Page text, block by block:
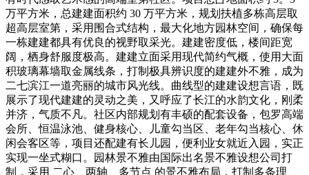
万平方米，总建建面积约 30 万平方米，规划扶植多栋高层取
超高层室第，采用围合式结构，最大化地方园林空间，确保每
一栋建建都具有优良的视野取采光。建建密度低，楼间距宽
阔，栖身舒服度极高。建建立面采用现代简约气概，使用大面
积玻璃幕墙取金属线条，打制极具辨识度的建建外不雅，成为
二七滨江一道亮丽的城市风光线。曲线型的建建设想言语，既
展示了现代建建的灵动之美，又呼应了长江的水韵文化，刚柔
并济，气质不凡。社区内部规划有丰硕的配套设备，包罗高端
会所、恒温泳池、健身核心、儿童勾当区、老年勾当核心、休
闲会客区等，项目还配建有长儿园，便利业女就近入园，实正
实现一坐式糊口。园林景不雅由国际出名景不雅设想公司打
制，采用 二心、两轴、多节点 的景不雅布局，打制多条理、